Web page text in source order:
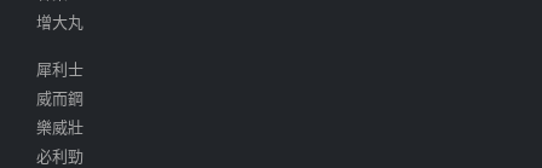
增大丸
犀利士
威而鋼
樂威壯
必利勁